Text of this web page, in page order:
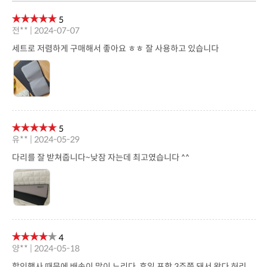
5
전** | 2024-07-07
세트로 저렴하게 구매해서 좋아요 ㅎㅎ 잘 사용하고 있습니다
5
유** | 2024-05-29
다리를 잘 받쳐줍니다~낮잠 자는데 최고였습니다 ^^
4
양** | 2024-05-18